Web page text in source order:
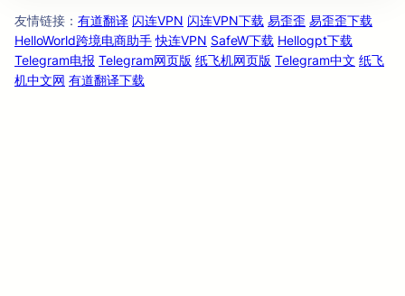
友情链接 ： 有道翻译 闪连VPN 闪连VPN下载 易歪歪 易歪歪下载
HelloWorld跨境电商助手 快连VPN SafeW下载 Hellogpt下载
Telegram电报 Telegram网页版 纸飞机网页版 Telegram中文 纸飞
机中文网 有道翻译下载